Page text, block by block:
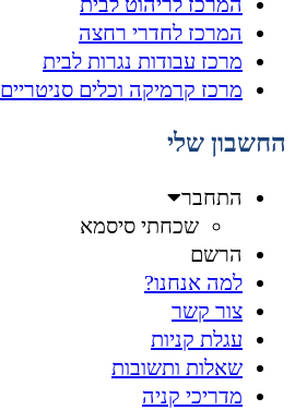
המרכז לריהוט לבית
המרכז לחדרי רחצה
מרכז עבודות נגרות לבית
מרכז קרמיקה וכלים סניטריים
החשבון שלי
התחבר
שכחתי סיסמא
הרשם
למה אנחנו?
צור קשר
עגלת קניות
שאלות ותשובות
מדריכי קניה